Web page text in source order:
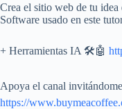
Crea el sitio web de tu
Software usado en este
+ Herramientas IA 🛠️🤖
Apoya el canal
https://